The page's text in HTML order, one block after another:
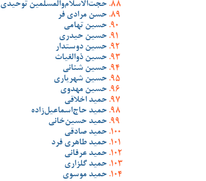
حجت‌الاسلام‌والمسلمین توحیدی
حسن مرادی فر
حسین تهامی
حسین حیدری
حسین دوستدار
حسین ذوالغیاث
حسین شنانی
حسین شهریاری
حسین مهدوی
حمید اخلاقی
حمید حاج‌اسماعیل‌زاده
حمید حسین‌خانی
حمید صادقی
حمید طاهری فرد
حمید عرفانی
حمید گلزاری
حمید موسوی